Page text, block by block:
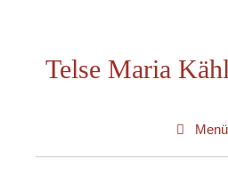
springenTelse Maria
Menü